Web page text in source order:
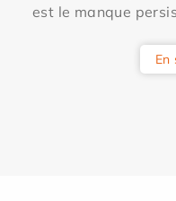
est le manque
En